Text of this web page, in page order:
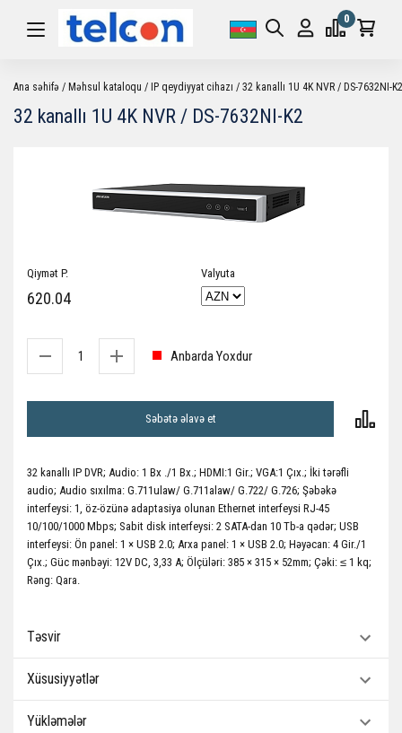
0
Ana səhifə Məhsul kataloqu IP qeydiyyat cihazı 32 kanallı 1U 4K NVR / DS-7632NI-K2
32 kanallı 1U 4K NVR / DS-7632NI-K2
Qiymət P.
620.04
Valyuta
Anbarda Yoxdur
Səbətə əlavə et
32 kanallı IP DVR; Audio: 1 Bx ./1 Bx.; HDMI:1 Gir.; VGA:1 Çıx.; İki tərəfli
audio; Audio sıxılma: G.711ulaw/ G.711alaw/ G.722/ G.726; Şəbəkə
interfeysi: 1, öz-özünə adaptasiya olunan Ethernet interfeysi RJ-45
10/100/1000 Mbps; Sabit disk interfeysi: 2 SATA-dan 10 Tb-a qədər; USB
interfeysi: Ön panel: 1 × USB 2.0; Arxa panel: 1 × USB 2.0; Həyəcan: 4 Gir./1
Çıx.; Güc mənbəyi: 12V DC, 3,33 A; Ölçüləri: 385 × 315 × 52mm; Çəki: ≤ 1 kq;
Rəng: Qara.
Təsvir
Xüsusiyyətlər
Yükləmələr